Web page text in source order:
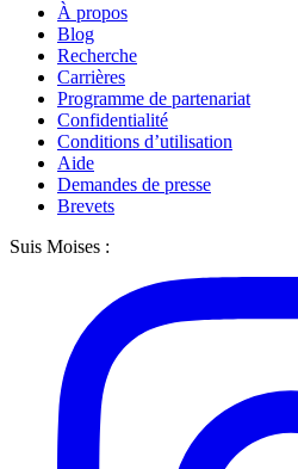
À propos
Blog
Recherche
Carrières
Programme de partenariat
Confidentialité
Conditions d’utilisation
Aide
Demandes de presse
Brevets
Suis Moises :